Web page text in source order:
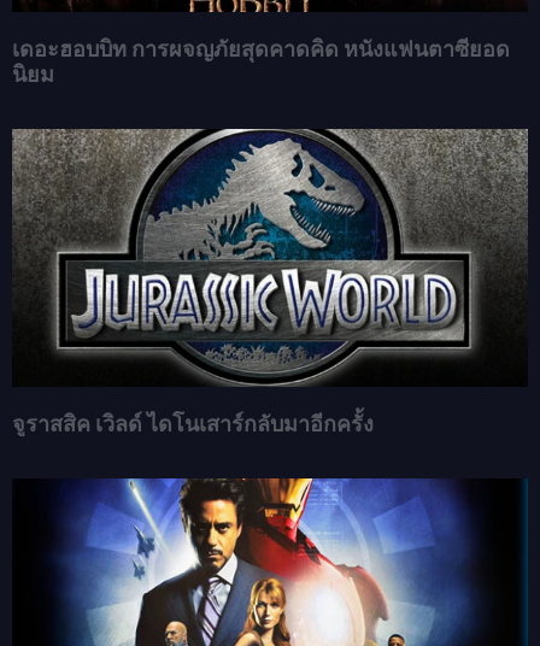
เดอะฮอบบิท การผจญภัยสุดคาดคิด หนังแฟนตาซียอด
นิยม
จูราสสิค เวิลด์ ไดโนเสาร์กลับมาอีกครั้ง